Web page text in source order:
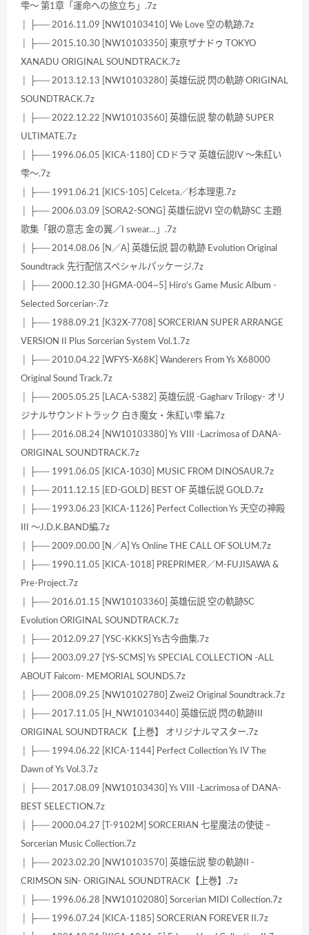
雫～ 第1章「運命への旅立ち」.7z
│ ├── 2016.11.09 [NW10103410] We Love 空の軌跡.7z
│ ├── 2015.10.30 [NW10103350] 東亰ザナドゥ TOKYO
XANADU ORIGINAL SOUNDTRACK.7z
│ ├── 2013.12.13 [NW10103280] 英雄伝説 閃の軌跡 ORIGINAL
SOUNDTRACK.7z
│ ├── 2022.12.22 [NW10103560] 英雄伝説 黎の軌跡 SUPER
ULTIMATE.7z
│ ├── 1996.06.05 [KICA-1180] CDドラマ 英雄伝説IV ～朱紅い
雫～.7z
│ ├── 1991.06.21 [KICS-105] Celceta／杉本理恵.7z
│ ├── 2006.03.09 [SORA2-SONG] 英雄伝説VI 空の軌跡SC 主題
歌集「銀の意志 金の翼／I swear…」.7z
│ ├── 2014.08.06 [N／A] 英雄伝説 碧の軌跡 Evolution Original
Soundtrack 先行配信スペシャルパッケージ.7z
│ ├── 2000.12.30 [HGMA-004~5] Hiro’s Game Music Album -
Selected Sorcerian-.7z
│ ├── 1988.09.21 [K32X-7708] SORCERIAN SUPER ARRANGE
VERSION II Plus Sorcerian System Vol.1.7z
│ ├── 2010.04.22 [WFYS-X68K] Wanderers From Ys X68000
Original Sound Track.7z
│ ├── 2005.05.25 [LACA-5382] 英雄伝説 -Gagharv Trilogy- オリ
ジナルサウンドトラック 白き魔女・朱紅い雫 編.7z
│ ├── 2016.08.24 [NW10103380] Ys VIII -Lacrimosa of DANA-
ORIGINAL SOUNDTRACK.7z
│ ├── 1991.06.05 [KICA-1030] MUSIC FROM DINOSAUR.7z
│ ├── 2011.12.15 [ED-GOLD] BEST OF 英雄伝説 GOLD.7z
│ ├── 1993.06.23 [KICA-1126] Perfect Collection Ys 天空の神殿
III ～J.D.K.BAND編.7z
│ ├── 2009.00.00 [N／A] Ys Online THE CALL OF SOLUM.7z
│ ├── 1990.11.05 [KICA-1018] PREPRIMER／M-FUJISAWA &
Pre-Project.7z
│ ├── 2016.01.15 [NW10103360] 英雄伝説 空の軌跡SC
Evolution ORIGINAL SOUNDTRACK.7z
│ ├── 2012.09.27 [YSC-KKKS] Ys古今曲集.7z
│ ├── 2003.09.27 [YS-SCMS] Ys SPECIAL COLLECTION -ALL
ABOUT Falcom- MEMORIAL SOUNDS.7z
│ ├── 2008.09.25 [NW10102780] Zwei2 Original Soundtrack.7z
│ ├── 2017.11.05 [H_NW10103440] 英雄伝説 閃の軌跡III
ORIGINAL SOUNDTRACK【上巻】 オリジナルマスター.7z
│ ├── 1994.06.22 [KICA-1144] Perfect Collection Ys IV The
Dawn of Ys Vol.3.7z
│ ├── 2017.08.09 [NW10103430] Ys VIII -Lacrimosa of DANA-
BEST SELECTION.7z
│ ├── 2000.04.27 [T-9102M] SORCERIAN 七星魔法の使徒 –
Sorcerian Music Collection.7z
│ ├── 2023.02.20 [NW10103570] 英雄伝説 黎の軌跡II -
CRIMSON SiN- ORIGINAL SOUNDTRACK【上巻】.7z
│ ├── 1996.06.28 [NW10102080] Sorcerian MIDI Collection.7z
│ ├── 1996.07.24 [KICA-1185] SORCERIAN FOREVER II.7z